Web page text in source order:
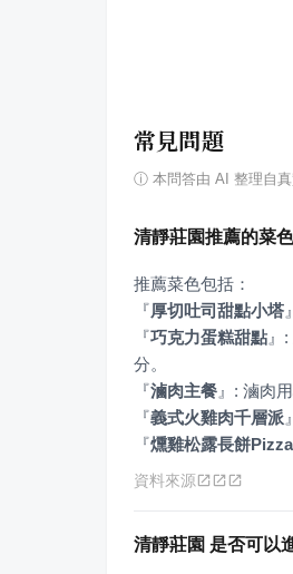
常見問題
ⓘ 本問答由 AI 整理自真
清靜莊園推薦的菜
『厚切吐司甜點小塔 』
『巧克力蛋糕甜點 』 :
『滷肉主餐 』
『義式火雞肉千層派 』
『燻雞松露長餅Pizza
資料來源
清靜莊園 是否可以